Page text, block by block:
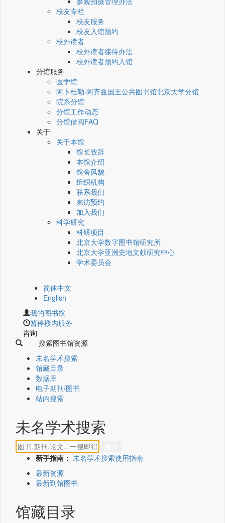
校友专栏
校友服务
校友入馆预约
校外读者
校外读者接待办法
校外读者预约入馆
分馆服务
医学馆
阿卜杜勒·阿齐兹国王公共图书馆北京大学分馆
院系分馆
分馆工作动态
分馆借阅FAQ
关于
关于本馆
馆长致辞
本馆介绍
馆舍风貌
组织机构
联系我们
来访预约
加入我们
科学研究
科研项目
北京大学数字图书馆研究所
北京大学亚洲史地文献研究中心
学术委员会
简体中文
English
我的图书馆
暂停楼内服务
咨询
搜索图书馆资源
未名学术搜索
馆藏目录
数据库
电子期刊/图书
站内搜索
未名学术搜索
新手指南： 未名学术搜索使用指南
最新资源
最新到馆图书
馆藏目录